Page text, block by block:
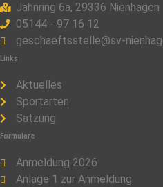
Jahnring 6a, 29336 Nienhagen
05144 - 97 16 12
geschaeftsstelle@sv-
Links
Aktuelles
Sportarten
Satzung
Formulare
Anmeldung 2026
Anlage 1 zur Anmeldung